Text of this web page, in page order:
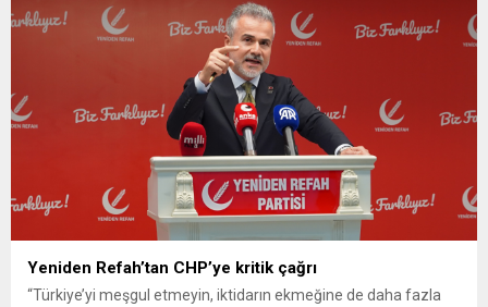
Yeniden Refah’tan CHP’ye kritik çağrı
“Türkiye’yi meşgul etmeyin, iktidarın ekmeğine de daha fazla